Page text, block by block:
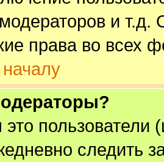
и
права во всех
пользователи
следить